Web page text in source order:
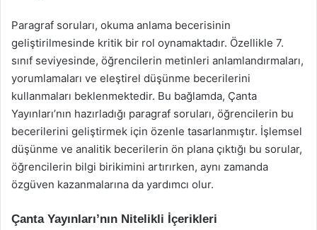
Paragraf soruları, okuma anlama becerisinin
geliştirilmesinde kritik bir rol oynamaktadır. Özellikle 7.
sınıf seviyesinde, öğrencilerin metinleri anlamlandırmaları,
yorumlamaları ve eleştirel düşünme becerilerini
kullanmaları beklenmektedir. Bu bağlamda, Çanta
Yayınları’nın hazırladığı paragraf soruları, öğrencilerin bu
becerilerini geliştirmek için özenle tasarlanmıştır. İşlemsel
düşünme ve analitik becerilerin ön plana çıktığı bu sorular,
öğrencilerin bilgi birikimini artırırken, aynı zamanda
özgüven kazanmalarına da yardımcı olur.
Çanta Yayınları’nın Nitelikli İçerikleri